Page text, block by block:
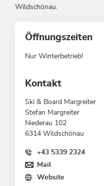
Wildschönau.
Öffnungszeiten
Nur Winterbetrieb!
Kontakt
Ski & Board Margreiter
Stefan Margreiter
Niederau 102
6314 Wildschönau
+43 5339 2324
Mail
Website